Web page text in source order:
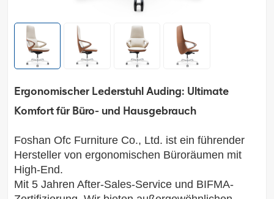
Ergonomischer Lederstuhl Auding: Ultimate
Komfort für Büro- und Hausgebrauch
Foshan Ofc Furniture Co., Ltd. ist ein führender
Hersteller von ergonomischen Büroräumen mit
High-End.
Mit 5 Jahren After-Sales-Service und BIFMA-